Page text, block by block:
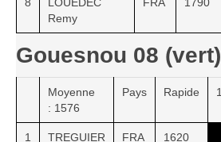
Remy
Gouesnou 08 (vert)
Moyenne
: 1576
Pays Rapide 1
1
TREGUIER
FRA 1620